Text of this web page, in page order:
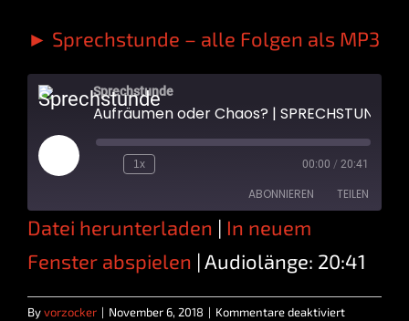
► Sprechstunde – alle Folgen als MP3
Sprechstunde
Aufräumen oder Chaos? | SPRECHSTUNDE
Play
Episode
1x 00:00 / 20:41
ABONNIEREN TEILEN
RSS FEED
Datei herunterladen | In neuem
Fenster abspielen | Audiolänge: 20:41
Byvorzocker | November 6, 2018 | Kommentare deaktiviertfür